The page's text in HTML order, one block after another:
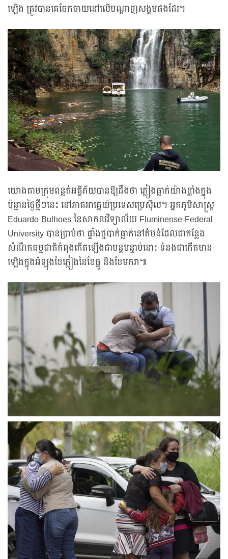
ឡើង ត្រូវបានគេចែកចាយនៅលើបណ្ដាញសង្គមផងដែរ។
យោងតាមក្រុមពន្លត់អគ្គីភ័យបានឱ្យដឹងថា ភ្លៀងធ្លាក់យ៉ាងខ្លាំងក្នុង
ប៉ុន្មានថ្ងៃថ្មីៗនេះ នៅភាគអាគ្នេយ៍ប្រទេសប្រេស៊ីល។ អ្នកភូមិសាស្ត្រ
Eduardo Bulhoes នៃសាកលវិទ្យាល័យ Fluminense Federal
University បានប្រាប់ថា ផ្ទាំងថ្មបាក់ធ្លាក់នៅតំបន់ដែលជាកន្លែង
សំណឹកធម្មជាតិកំពុងកើតឡើងជាបន្តបន្ទាប់នោះ ទំនងជាកើតមាន
ឡើងក្នុងអំឡុងខែភ្លៀងនៃខែធ្នូ និងខែមករា៕